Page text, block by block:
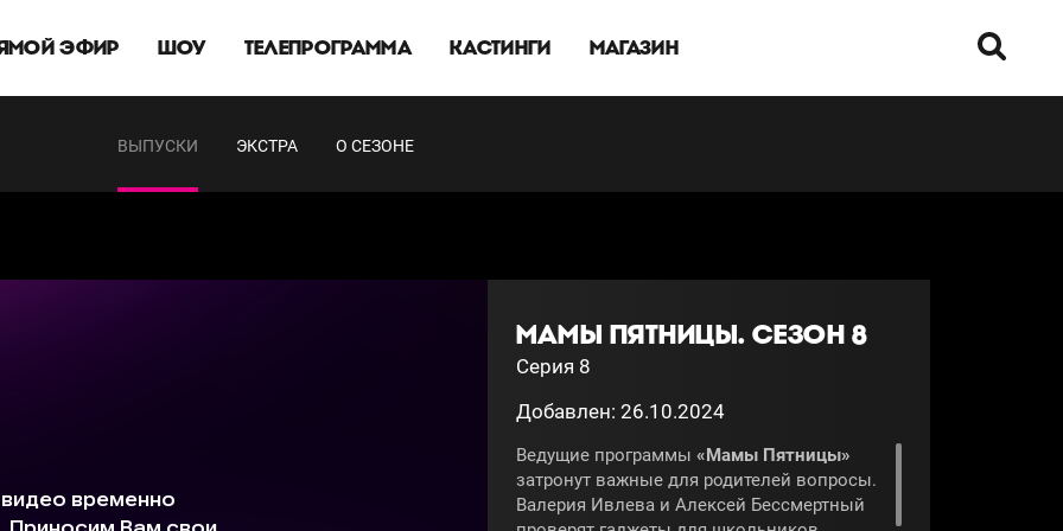
ЭФИР ШОУ ТЕЛЕПРОГРАММА КАСТИНГИ МАГАЗИН
ВЫПУСКИ ЭКСТРА О СЕЗОНЕ
МАМЫ ПЯТНИЦЫ. СЕЗОН 8
Серия 8
Добавлен: 26.10.2024
Ведущие программы «Мамы Пятницы»
затронут важные для родителей вопросы.
Валерия Ивлева и Алексей Бессмертный